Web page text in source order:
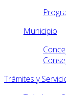
Municipio
Trámites y